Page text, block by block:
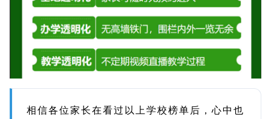
相信各位家长在看过以上学校榜单后，心中也